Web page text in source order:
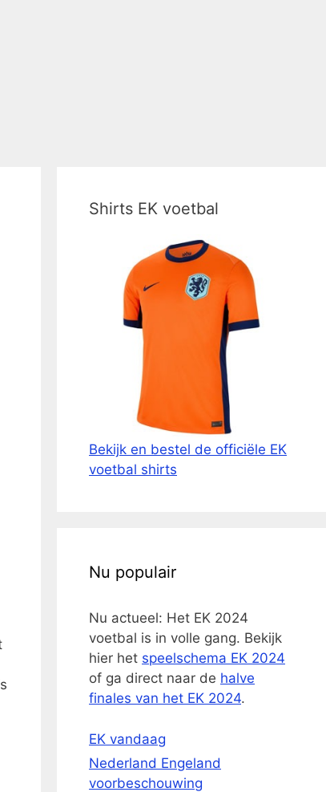
Shirts EK voetbal
Bekijk en bestel de officiële EK
voetbal shirts
Nu populair
Nu actueel: Het EK 2024
voetbal is in volle gang. Bekijk
hier het speelschema EK 2024
of ga direct naar de halve
finales van het EK 2024.
EK vandaag
Nederland Engeland
voorbeschouwing